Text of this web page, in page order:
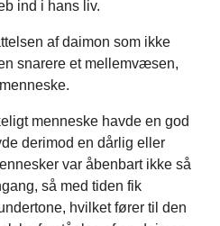
ind i hans liv.
af daimon som ikke
snarere et mellemvæsen,
menneske havde en god
derimod en dårlig eller
var åbenbart ikke så
så med tiden fik
hvilket fører til den